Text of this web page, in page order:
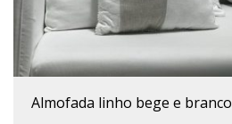
almofada linho bege e branco